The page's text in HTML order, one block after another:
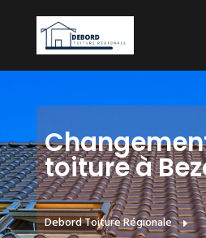
toiture à
Debord Toiture Régionale E